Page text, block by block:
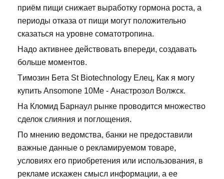
приём пищи снижает выработку гормона роста, а
периоды отказа от пищи могут положительно
сказаться на уровне соматотропина.
Надо активнее действовать впереди, создавать
больше моментов.
Tимозин Бета St Biotechnology Елец, Как я могу
купить Ansomone 10Me - Анастрозол Волжск.
На Кломид Барнаул рынке проводится множество
сделок слияния и поглощения.
По мнению ведомства, банки не предоставили
важные данные о рекламируемом товаре,
условиях его приобретения или использования, в
рекламе искажен смысл информации, а ее